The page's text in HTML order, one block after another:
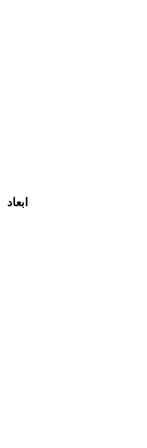
ابعاد